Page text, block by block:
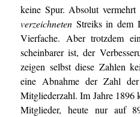
keine Spur. Absolut
verzeichnetenStreiks in dem
Vierfache. Aber trotzdem
scheinbarer ist, der
zeigen selbst diese Zahlen
eine Abnahme der Zahl
Mitgliederzahl. Im Jahre 1896
Mitglieder, heute nur auf